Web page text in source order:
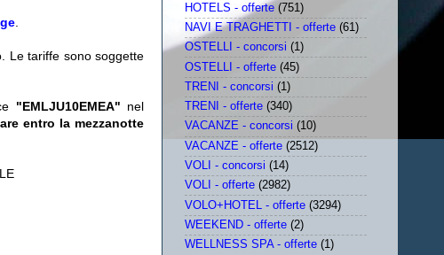
Le tariffe sono soggette
"EMLJU10EMEA" nel
entro la mezzanotte
HOTELS - offerte (751)
NAVI E TRAGHETTI - offerte (61)
OSTELLI - concorsi (1)
OSTELLI - offerte (45)
TRENI - concorsi (1)
TRENI - offerte (340)
VACANZE - concorsi (10)
VACANZE - offerte (2512)
VOLI - concorsi (14)
VOLI - offerte (2982)
VOLO+HOTEL - offerte (3294)
WEEKEND - offerte (2)
WELLNESS SPA - offerte (1)